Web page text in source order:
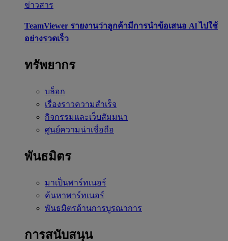
ข่าวสาร
TeamViewer รายงานว่าลูกค้ามีการนำข้อเสนอ Al ไปใช้
อย่างรวดเร็ว
ทรัพยากร
บล็อก
เรื่องราวความสำเร็จ
กิจกรรมและเว็บสัมมนา
ศูนย์ความน่าเชื่อถือ
พันธมิตร
มาเป็นพาร์ทเนอร์
ค้นหาพาร์ทเนอร์
พันธมิตรด้านการบูรณาการ
การสนับสนุน